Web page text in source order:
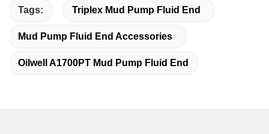
Tags: Triplex Mud Pump Fluid End
Mud Pump Fluid End Accessories
Oilwell A1700PT Mud Pump Fluid End